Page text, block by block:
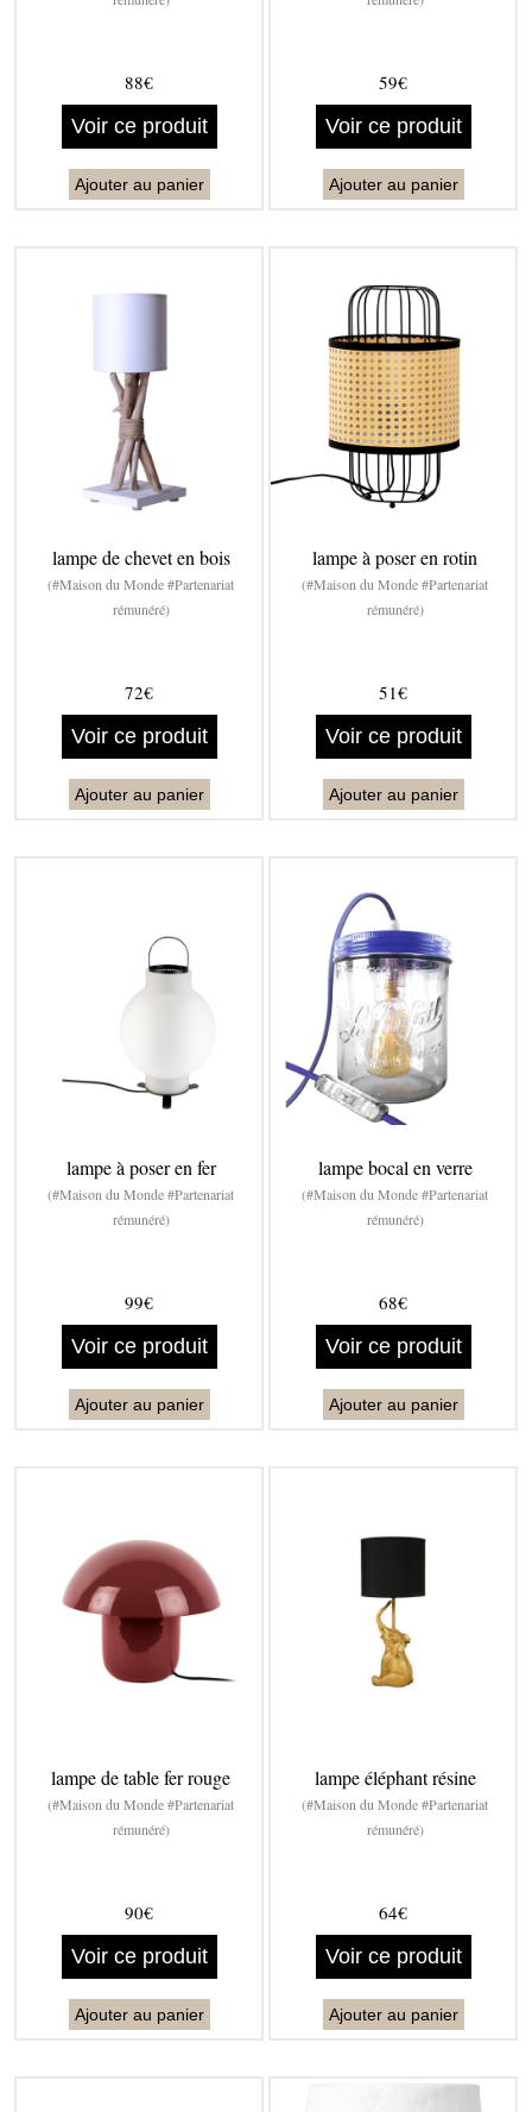
88€
Voir ce produit
Ajouter au panier
59€
Voir ce produit
Ajouter au panier
lampe de chevet en bois
(#Maison du Monde #Partenariat
rémunéré)
72€
Voir ce produit
Ajouter au panier
lampe à poser en rotin
(#Maison du Monde #Partenariat
rémunéré)
51€
Voir ce produit
Ajouter au panier
lampe à poser en fer
(#Maison du Monde #Partenariat
rémunéré)
99€
Voir ce produit
Ajouter au panier
lampe bocal en verre
(#Maison du Monde #Partenariat
rémunéré)
68€
Voir ce produit
Ajouter au panier
lampe de table fer rouge
(#Maison du Monde #Partenariat
rémunéré)
90€
Voir ce produit
Ajouter au panier
lampe éléphant résine
(#Maison du Monde #Partenariat
rémunéré)
64€
Voir ce produit
Ajouter au panier